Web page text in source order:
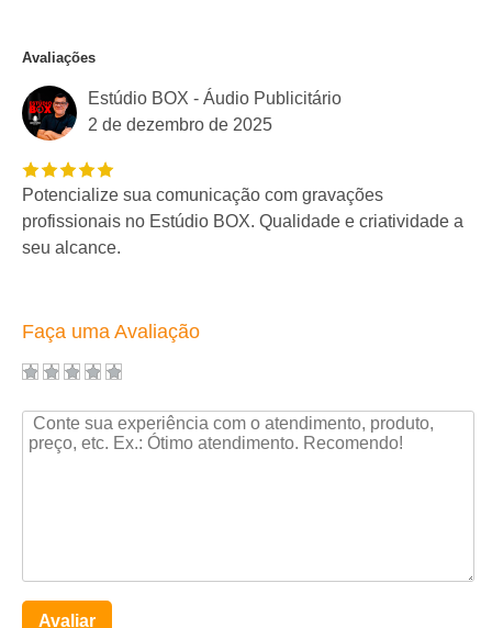
Avaliações
Estúdio BOX - Áudio Publicitário
2 de dezembro de 2025
Potencialize sua comunicação com gravações
profissionais no Estúdio BOX. Qualidade e criatividade a
seu alcance.
Faça uma Avaliação
Avaliar